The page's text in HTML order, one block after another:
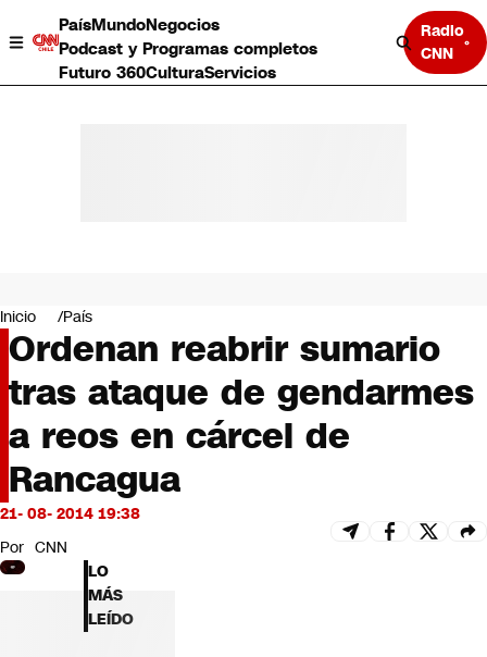
PaísMundoNegocios
Podcast y Programas completos
Futuro 360CulturaServicios
Radio
CNN
Negocios
Deportes
Programas completos
Cultura
Servicios
Bits
CNN tiempo
Futuro 360
Inicio País
Ordenan reabrir sumario
tras ataque de gendarmes
a reos en cárcel de
Rancagua
21- 08- 2014 19:38
Por CNN
LO
MÁS
LEÍDO